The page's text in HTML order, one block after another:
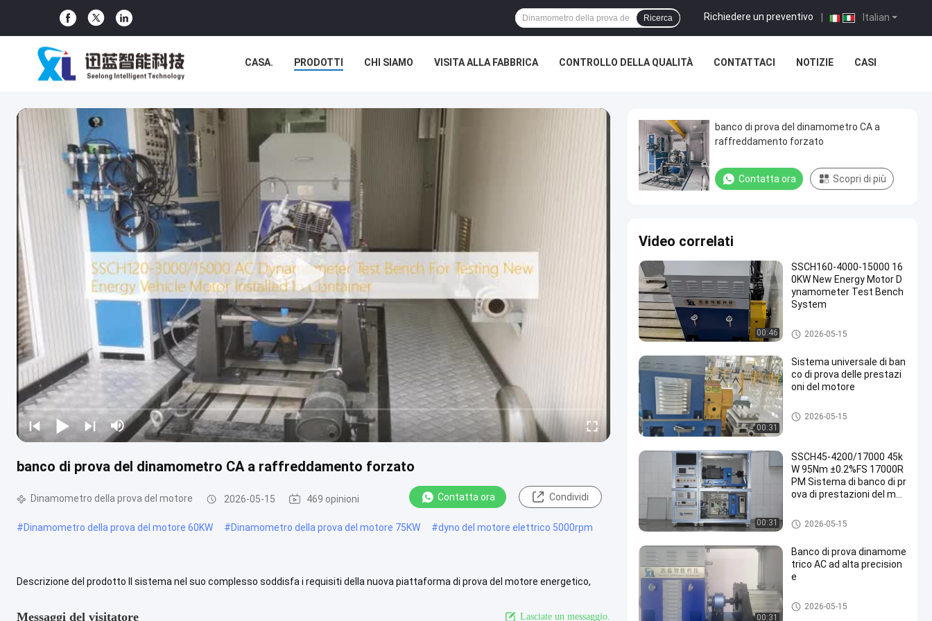
Italian
Richiedere un preventivo
Ricerca
CASA. PRODOTTI CHI SIAMO VISITA ALLA FABBRICA CONTROLLO DELLA QUALITÀ CONTATTACI NOTIZIE CASI
banco di prova del dinamometro CA a raffreddamento forzato
Dinamometro della prova del motore 2026-05-15 469 opinioni Contatta ora Condividi
#Dinamometro della prova del motore 60KW #Dinamometro della prova del motore 75KW #dyno del motore elettrico 5000rpm
Descrizione del prodotto Il sistema nel suo complesso soddisfa i requisiti della nuova piattaforma di prova del motore energetico,
Messaggi del visitatore Lasciate un messaggio.
banco di prova del dinamometro CA a
raffreddamento forzato
Contatta ora Scopri di più
Video correlati
00:46
SSCH160-4000-15000 16
0KW New Energy Motor D
ynamometer Test Bench
System
Dinamometro di CA
2026-05-15
00:31
Sistema universale di ban
co di prova delle prestazi
oni del motore
Dinamometro della prova del
motore
2026-05-15
00:31
SSCH45-4200/17000 45k
W 95Nm ±0.2%FS 17000R
PM Sistema di banco di pr
ova di prestazioni del mot
Dinamometro della prova del
motore
2026-05-15
00:31
Banco di prova dinamome
trico AC ad alta precision
e
Dinamometro della prova del
motore
2026-05-15